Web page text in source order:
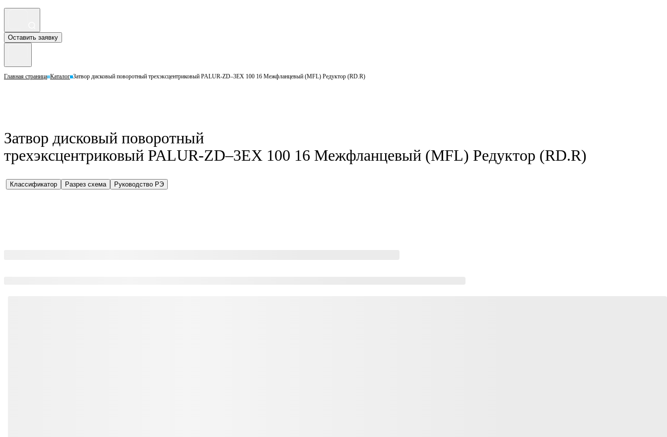
Оставить заявку
Главная страница Каталог Затвор дисковый поворотный трехэксцентриковый PALUR-ZD–3EX 100 16 Межфланцевый (MFL) Редуктор (RD.R)
Затвор дисковый поворотный
трехэксцентриковый PALUR-ZD–3EX 100 16 Межфланцевый (MFL) Редуктор (RD.R)
Классификатор Разрез схема Руководство РЭ